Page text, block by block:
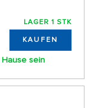
LAGER 1 STK
KAUFEN
Hause sein